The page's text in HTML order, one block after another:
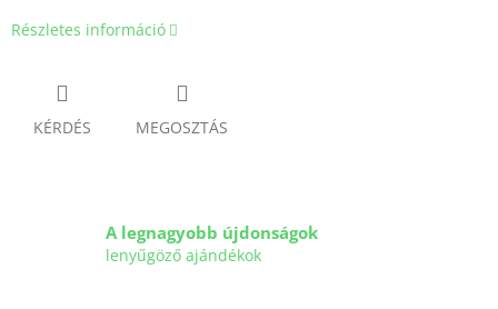
Részletes információ
KÉRDÉS MEGOSZTÁS
A legnagyobb újdonságok
lenyűgöző ajándékok